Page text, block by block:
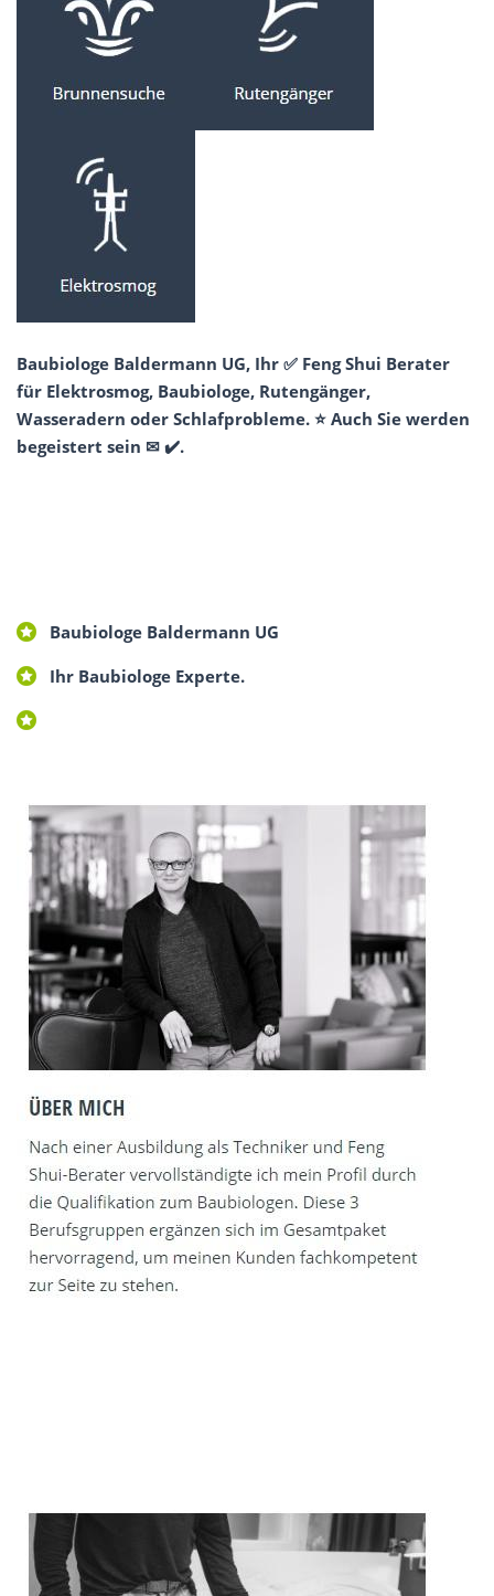
Baubiologe Baldermann UG, Ihr ✅ Feng Shui Berater
für Elektrosmog, Baubiologe, Rutengänger,
Wasseradern oder Schlafprobleme. ⭐ Auch Sie werden
begeistert sein ✉ ✔️.
Baubiologe Baldermann UG
Ihr Baubiologe Experte.